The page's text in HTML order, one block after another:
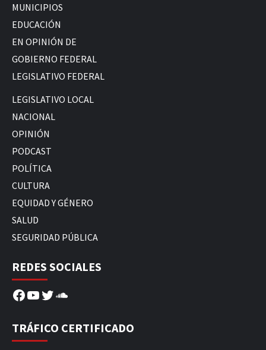
MUNICIPIOS
EDUCACIÓN
EN OPINIÓN DE
GOBIERNO FEDERAL
LEGISLATIVO FEDERAL
LEGISLATIVO LOCAL
NACIONAL
OPINIÓN
PODCAST
POLÍTICA
CULTURA
EQUIDAD Y GÉNERO
SALUD
SEGURIDAD PÚBLICA
REDES SOCIALES
Facebook
YouTube
Twitter
SoundCloud
TRÁFICO CERTIFICADO